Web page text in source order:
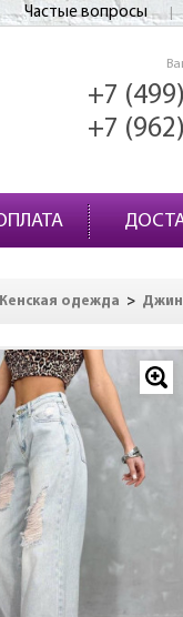
Частые вопросы
+7
+7
одежда >